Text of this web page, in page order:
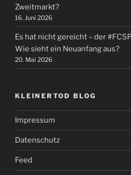
Zweitmarkt?
16. Juni 2026
Es hat nicht gereicht – der
Wie sieht ein Neuanfang aus?
20. Mai 2026
KLEINERTOD BLOG
Impressum
Datenschutz
Feed